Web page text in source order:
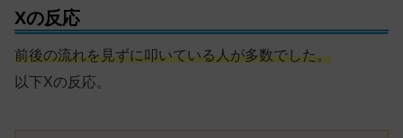
Xの反応
前後の流れを見ずに叩いている人が多数でした。
以下Xの反応。